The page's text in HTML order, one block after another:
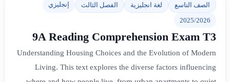
الصف التاسع لغة انجليزية الفصل الثالث إنجليزي
2025/2026
9A Reading Comprehension Exam T3
Understanding Housing Choices and the Evolution of Modern
Living. This text explores the diverse factors influencing